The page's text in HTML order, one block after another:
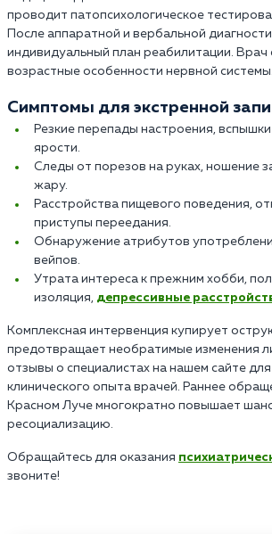
проводит патопсихологическое
После аппаратной и вербальной
индивидуальный план реабилитации. Врач
возрастные особенности нервной системы.
Симптомы для экстренной
Резкие перепады настроения,
ярости.
Следы от порезов на руках, ношение
жару.
Расстройства пищевого поведения,
приступы переедания.
Обнаружение атрибутов
вейпов.
Утрата интереса к прежним хобби,
изоляция, депрессивные
Комплексная интервенция купирует
предотвращает необратимые изменения
отзывы о специалистах на нашем сайте
клинического опыта врачей. Раннее
Красном Луче многократно повышает
ресоциализацию.
Обращайтесь для оказания
звоните!